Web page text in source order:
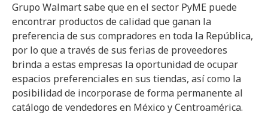
Grupo Walmart sabe que en el sector PyME puede
encontrar productos de calidad que ganan la
preferencia de sus compradores en toda la República,
por lo que a través de sus ferias de proveedores
brinda a estas empresas la oportunidad de ocupar
espacios preferenciales en sus tiendas, así como la
posibilidad de incorporase de forma permanente al
catálogo de vendedores en México y Centroamérica.